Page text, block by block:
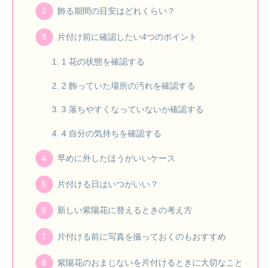
飾る期間の目安はどれくらい？
片付け前に確認したい4つのポイント
1 花の状態を確認する
2 飾っていた場所の汚れを確認する
3 落ちやすくなっていないか確認する
4 自分の気持ちを確認する
早めに外したほうがいいケース
片付ける日はいつがいい？
新しい紫陽花に替えるときの考え方
片付ける前に写真を撮っておくのもおすすめ
紫陽花のおまじないを片付けるときに大切なこと